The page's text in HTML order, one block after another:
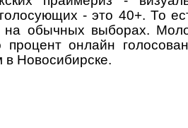
- это 40+. То
на обычных выборах.
онлайн
Новосибирске.